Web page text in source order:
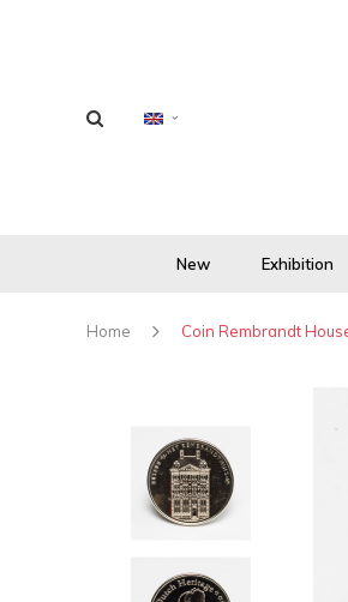
New Exhibition
Home Coin Rembrandt